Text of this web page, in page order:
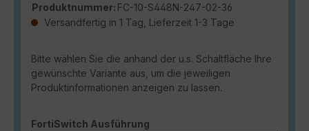
Produktnummer: FC-10-S448N-247-02-36
Versandfertig in 1 Tag, Lieferzeit 1-3 Tage
Bitte wählen Sie die anhand der u.s. Schaltfläche Ihre
gewünschte Variante aus, um die jeweiligen
Produktinformationen anzeigen zu lassen.
FortiSwitch Ausführung